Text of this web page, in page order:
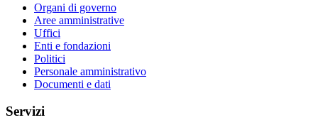
Organi di governo
Aree amministrative
Uffici
Enti e fondazioni
Politici
Personale amministrativo
Documenti e dati
Servizi